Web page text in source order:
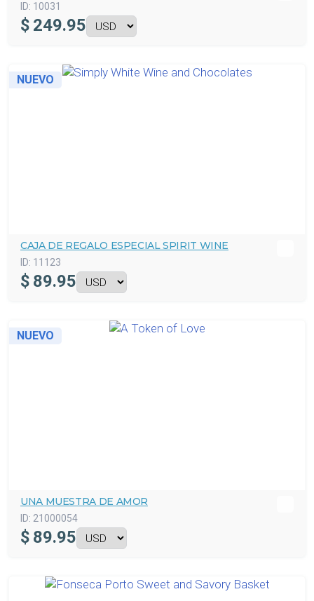
ID: 10031
$ 249.95
NUEVO
CAJA DE REGALO ESPECIAL SPIRIT WINE
ID: 11123
$ 89.95
NUEVO
UNA MUESTRA DE AMOR
ID: 21000054
$ 89.95